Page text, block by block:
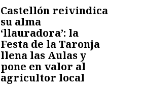
Castellón reivindica
su alma
‘llauradora’: la
Festa de la Taronja
llena las Aulas y
pone en valor al
agricultor local